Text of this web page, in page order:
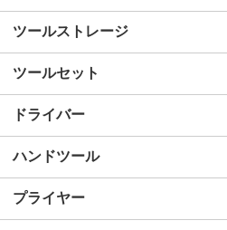
ツールストレージ
ツールセット
ドライバー
ハンドツール
プライヤー